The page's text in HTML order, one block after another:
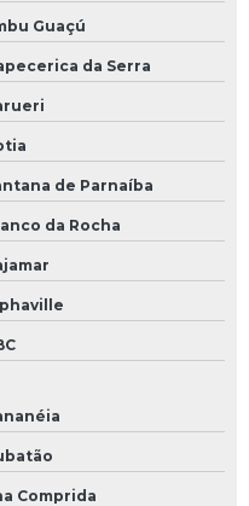
Guaçú
da Serra
de Parnaíba
da Rocha
Comprida